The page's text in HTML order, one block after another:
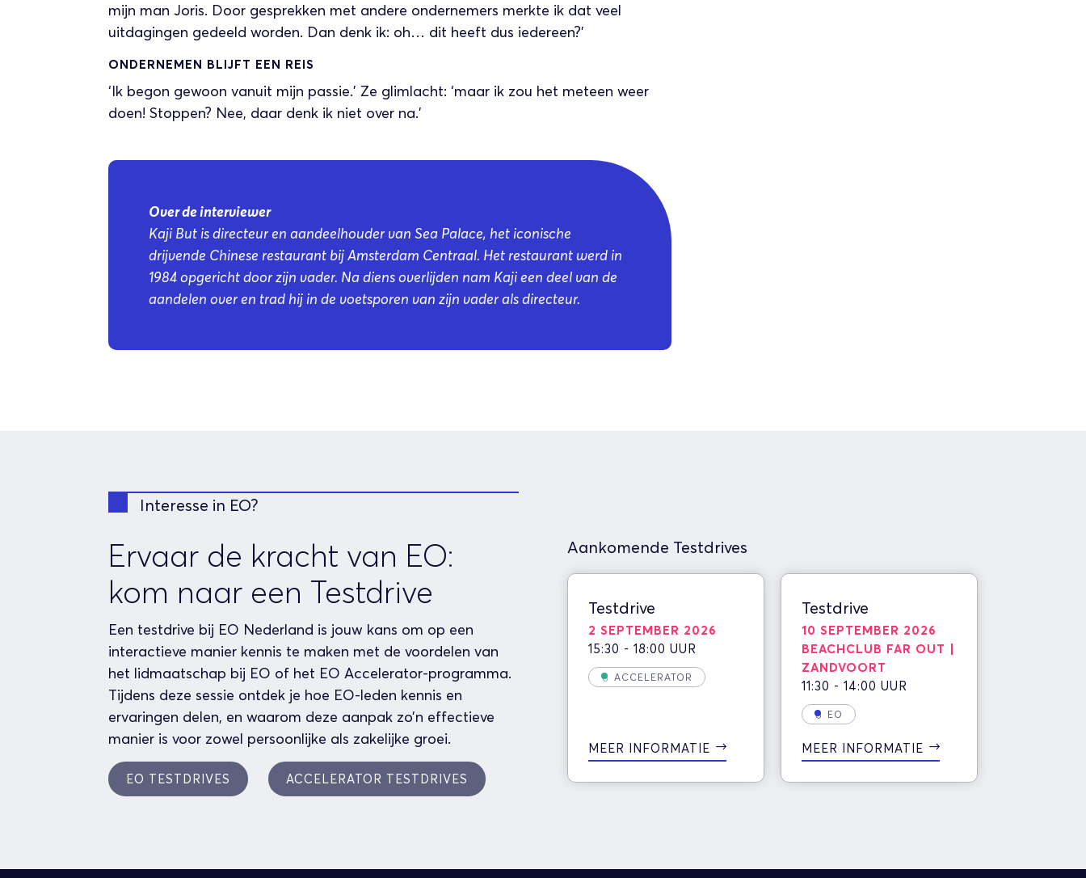
mijn man Joris. Door gesprekken met andere ondernemers merkte ik dat veel
uitdagingen gedeeld worden. Dan denk ik: oh… dit heeft dus iedereen?’
ONDERNEMEN BLIJFT EEN REIS
‘Ik begon gewoon vanuit mijn passie.’ Ze glimlacht: ‘maar ik zou het meteen weer
doen! Stoppen? Nee, daar denk ik niet over na.’
Over de interviewer
Kaji But is directeur en aandeelhouder van Sea Palace, het iconische
drijvende Chinese restaurant bij Amsterdam Centraal. Het restaurant werd in
1984 opgericht door zijn vader. Na diens overlijden nam Kaji een deel van de
aandelen over en trad hij in de voetsporen van zijn vader als directeur.
Interesse in EO?
Ervaar de kracht van EO:
kom naar een Testdrive
Een testdrive bij EO Nederland is jouw kans om op een
interactieve manier kennis te maken met de voordelen van
het lidmaatschap bij EO of het EO Accelerator-programma.
Tijdens deze sessie ontdek je hoe EO-leden kennis en
ervaringen delen, en waarom deze aanpak zo’n effectieve
manier is voor zowel persoonlijke als zakelijke groei.
EO TESTDRIVES ACCELERATOR TESTDRIVES
Aankomende Testdrives
Testdrive
2 SEPTEMBER 2026
15:30 - 18:00 UUR
ACCELERATOR
MEER INFORMATIE
Testdrive
10 SEPTEMBER 2026
BEACHCLUB FAR OUT |
ZANDVOORT
11:30 - 14:00 UUR
EO
MEER INFORMATIE